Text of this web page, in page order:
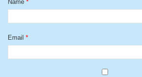
Name *
Email *